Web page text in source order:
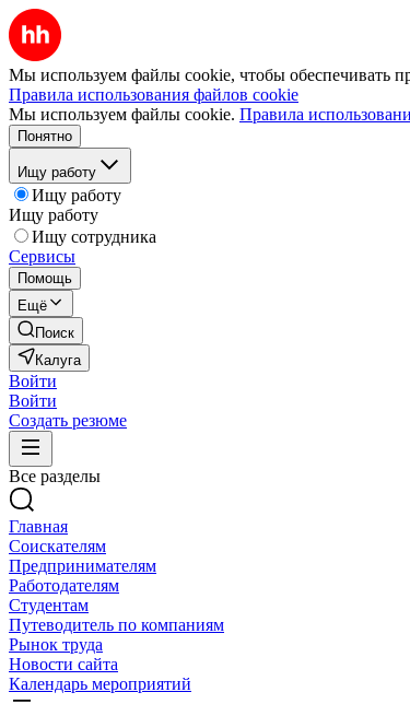
Мы используем файлы cookie, чтобы обеспечивать
Правила использования файлов cookie
Мы используем файлы cookie. Правила
Понятно
Ищу работу
Ищу работу
Ищу работу
Ищу сотрудника
Сервисы
Помощь
Ещё
Поиск
Калуга
Войти
Войти
Создать резюме
Все разделы
Главная
Соискателям
Предпринимателям
Работодателям
Студентам
Путеводитель по компаниям
Рынок труда
Новости сайта
Календарь мероприятий